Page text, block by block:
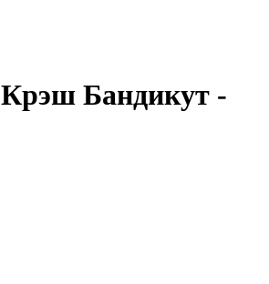
Бандикут -